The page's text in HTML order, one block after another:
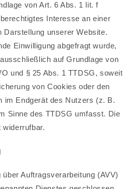
von Art. 6 Abs. 1 lit. f
Interesse an einer
Darstellung unserer Website.
Einwilligung abgefragt wurde,
auf Grundlage von
und § 25 Abs. 1 TTDSG, soweit
von Cookies oder den
im Endgerät des Nutzers (z. B.
Sinne des TTDSG umfasst. Die
widerrufbar.
Auftragsverarbeitung (AVV)